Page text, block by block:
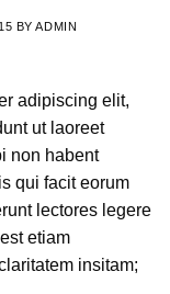
BYADMIN
adipiscing elit,
ut laoreet
non habent
qui facit eorum
lectores legere
etiam
insitam;